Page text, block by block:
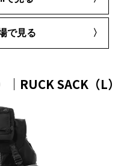
で見る
RUCK SACK（L）